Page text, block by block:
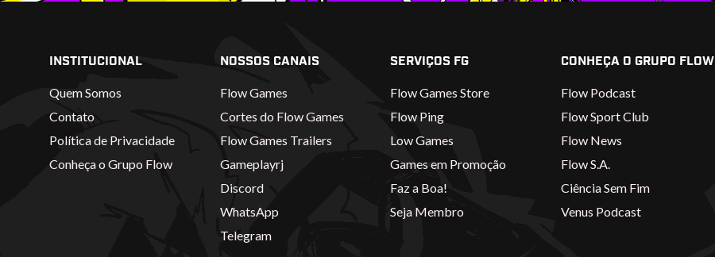
INSTITUCIONAL
Quem Somos
Contato
Política de Privacidade
Conheça o Grupo Flow
NOSSOS CANAIS
Flow Games
Cortes do Flow Games
Flow Games Trailers
Gameplayrj
Discord
WhatsApp
Telegram
SERVIÇOS FG
Flow Games Store
Flow Ping
Low Games
Games em Promoção
Faz a Boa!
Seja Membro
CONHEÇA O GRUPO FLOW
Flow Podcast
Flow Sport Club
Flow News
Flow S.A.
Ciência Sem Fim
Venus Podcast